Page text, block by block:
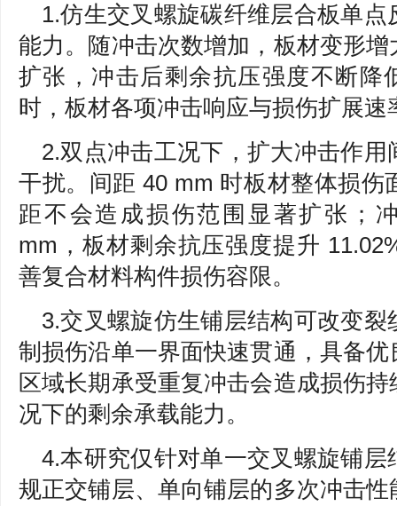
1.仿生交叉螺旋碳纤维层合板单
能力。随冲击次数增加，板材变形
扩张，冲击后剩余抗压强度不断降
时，板材各项冲击响应与损伤扩展速
2.双点冲击工况下，扩大冲击作
干扰。间距 40 mm 时板材整体损伤
距不会造成损伤范围显著扩张；
mm，板材剩余抗压强度提升
善复合材料构件损伤容限。
3.交叉螺旋仿生铺层结构可改变
制损伤沿单一界面快速贯通，具备
区域长期承受重复冲击会造成损伤
况下的剩余承载能力。
4.本研究仅针对单一交叉螺旋铺
规正交铺层、单向铺层的多次冲击